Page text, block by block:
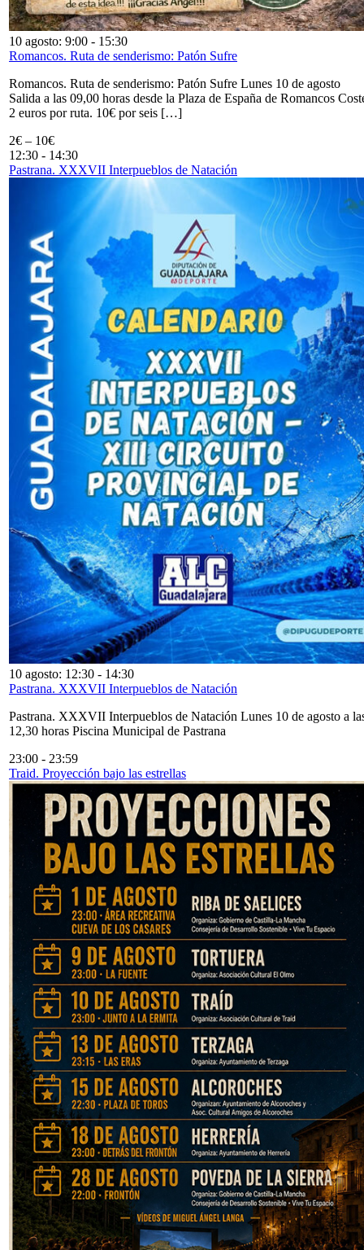
10 agosto: 9:00 - 15:30
Romancos. Ruta de senderismo: Patón Sufre
Romancos. Ruta de senderismo: Patón Sufre Lunes 10 de agosto
Salida a las 09,00 horas desde la Plaza de España de Romancos
2 euros por ruta. 10€ por seis […]
2€ – 10€
12:30 - 14:30
Pastrana. XXXVII Interpueblos de Natación
10 agosto: 12:30 - 14:30
Pastrana. XXXVII Interpueblos de Natación
Pastrana. XXXVII Interpueblos de Natación Lunes 10 de agosto a
12,30 horas Piscina Municipal de Pastrana
23:00 - 23:59
Traid. Proyección bajo las estrellas